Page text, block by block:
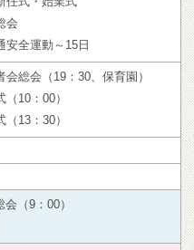
会
安全運動～15日
会総会（19：30、保育園）
10：00）
13：30）
（9：00）